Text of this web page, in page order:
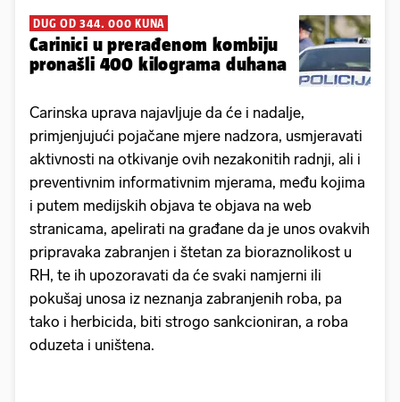
DUG OD 344. 000 KUNA
Carinici u prerađenom kombiju
pronašli 400 kilograma duhana
Carinska uprava najavljuje da će i nadalje,
primjenjujući pojačane mjere nadzora, usmjeravati
aktivnosti na otkivanje ovih nezakonitih radnji, ali i
preventivnim informativnim mjerama, među kojima
i putem medijskih objava te objava na web
stranicama, apelirati na građane da je unos ovakvih
pripravaka zabranjen i štetan za bioraznolikost u
RH, te ih upozoravati da će svaki namjerni ili
pokušaj unosa iz neznanja zabranjenih roba, pa
tako i herbicida, biti strogo sankcioniran, a roba
oduzeta i uništena.